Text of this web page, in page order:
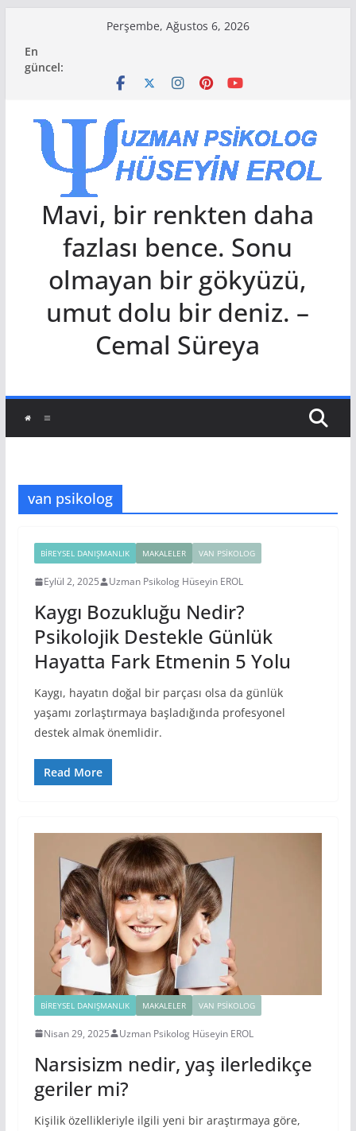
content
Perşembe, Ağustos 6, 2026
En
güncel:
Mavi, bir renkten daha
fazlası bence. Sonu
olmayan bir gökyüzü,
umut dolu bir deniz. –
Cemal Süreya
van psikolog
BIREYSEL DANIŞMANLIK MAKALELER VAN PSIKOLOG
Eylül 2, 2025 Uzman Psikolog Hüseyin EROL
Kaygı Bozukluğu Nedir?
Psikolojik Destekle Günlük
Hayatta Fark Etmenin 5 Yolu
Kaygı, hayatın doğal bir parçası olsa da günlük
yaşamı zorlaştırmaya başladığında profesyonel
destek almak önemlidir.
Read More
BIREYSEL DANIŞMANLIK MAKALELER VAN PSIKOLOG
Nisan 29, 2025 Uzman Psikolog Hüseyin EROL
Narsisizm nedir, yaş ilerledikçe
geriler mi?
Kişilik özellikleriyle ilgili yeni bir araştırmaya göre,